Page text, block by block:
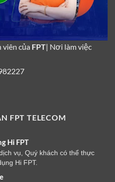
của FPT| Nơi làm việc
FPT TELECOM
Hi FPT
vụ, Quý khách có thể thực
Hi FPT.